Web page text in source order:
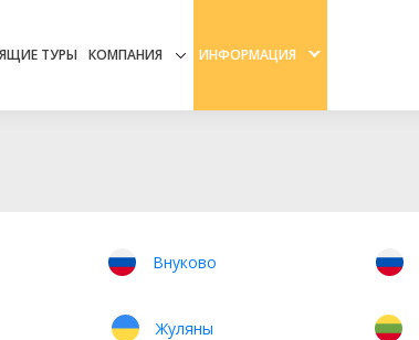
ТУРЫ КОМПАНИЯ ИНФОРМАЦИЯ
Внуково
Жуляны